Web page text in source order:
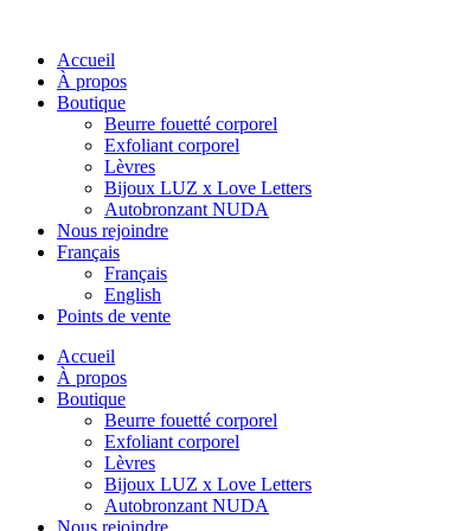
Accueil
À propos
Boutique
Beurre fouetté corporel
Exfoliant corporel
Lèvres
Bijoux LUZ x Love Letters
Autobronzant NUDA
Nous rejoindre
Français
Français
English
Points de vente
Accueil
À propos
Boutique
Beurre fouetté corporel
Exfoliant corporel
Lèvres
Bijoux LUZ x Love Letters
Autobronzant NUDA
Nous rejoindre